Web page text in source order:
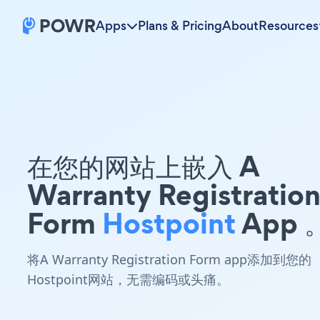
Apps Plans & PricingAboutResources
在您的网站上嵌入 A
Warranty Registration
Form HostpointApp
将A Warranty Registration Form app添加到您的
Hostpoint网站，无需编码或头痛。